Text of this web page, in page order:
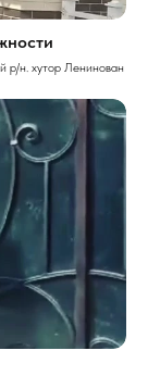
р/н. хутор Ленинован